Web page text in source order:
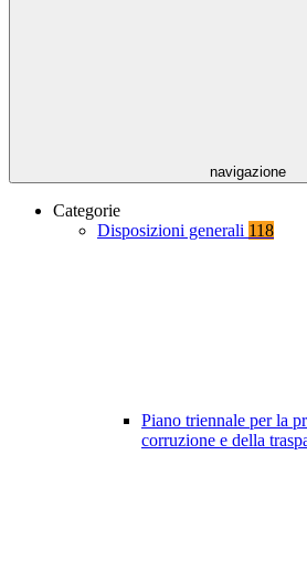
navigazione
Categorie
Disposizioni generali 118
Piano triennale per la
corruzione e della